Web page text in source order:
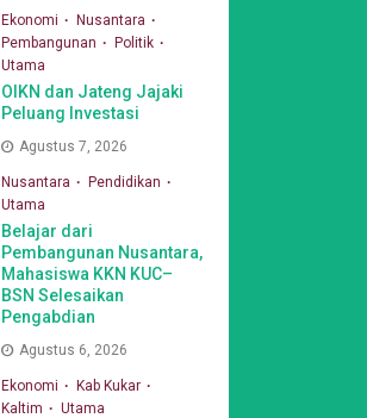
Ekonomi
Nusantara
Pembangunan
Politik
Utama
OIKN dan Jateng Jajaki
Peluang Investasi
Agustus 7, 2026
Nusantara
Pendidikan
Utama
Belajar dari
Pembangunan Nusantara,
Mahasiswa KKN KUC–
BSN Selesaikan
Pengabdian
Agustus 6, 2026
Ekonomi
Kab Kukar
Kaltim
Utama